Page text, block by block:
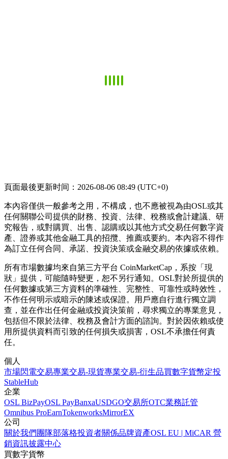
頁面最後更新时间：2026-08-06 08:49 (UTC+0)
本內容僅供一般參考之用，不構成，也不應被視為由OSL或其
任何關聯公司提供的財務、投資、法律、稅務或會計建議、研
究報告，或對購買、出售、認購或以其他方式交易任何數字資
產、證券或其他金融工具的招攬、推薦或要約。本內容不得作
為訂立任何合同、承諾、投資決策或金融交易的依據或依賴。
所有市場數據均來自第三方平台 CoinMarketCap，系按「現
狀」提供，可能隨時變更，恕不另行通知。OSL對於所提供的
任何數據或第三方資料的準確性、完整性、可靠性或時效性，
不作任何明示或暗示的陳述或保證。用戶應自行進行獨立調
查，並在作出任何金融或投資決策前，尋求獨立的專業意見，
包括但不限於法律、稅務及會計方面的諮詢。對於因依賴或使
用所提供資料而引致的任何損失或損害，OSL不承擔任何責
任。
個人
市場閃電交易專業交易-現貨專業交易-衍生品買數字貨幣定投
StableHub
企業
OSL BizPayOSL PayBanxaUSDGO交易所OTC業務託管
Omnibus ProEarnTokenworksMirrorEX
公司
關於我們 團隊部落格投資者關係品牌資產OSL EU | MiCAR 營
銷資訊披露中心
買數字貨幣